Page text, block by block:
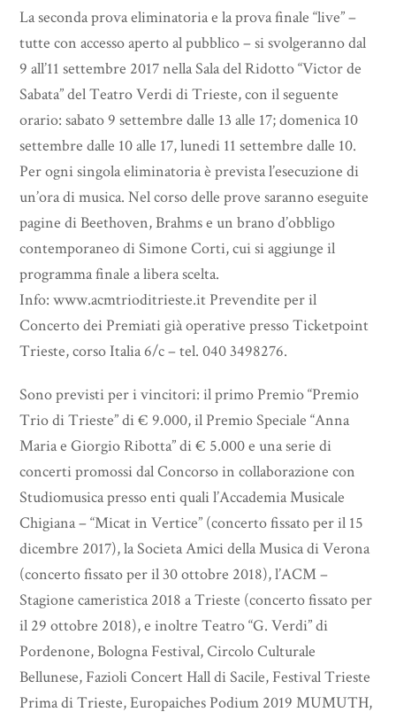
La seconda prova eliminatoria e la prova finale “live” –
tutte con accesso aperto al pubblico – si svolgeranno dal
9 all’11 settembre 2017 nella Sala del Ridotto “Victor de
Sabata” del Teatro Verdi di Trieste, con il seguente
orario: sabato 9 settembre dalle 13 alle 17; domenica 10
settembre dalle 10 alle 17, lunedi 11 settembre dalle 10.
Per ogni singola eliminatoria è prevista l’esecuzione di
un’ora di musica. Nel corso delle prove saranno eseguite
pagine di Beethoven, Brahms e un brano d’obbligo
contemporaneo di Simone Corti, cui si aggiunge il
programma finale a libera scelta.
Info: www.acmtrioditrieste.it Prevendite per il
Concerto dei Premiati già operative presso Ticketpoint
Trieste, corso Italia 6/c – tel. 040 3498276.
Sono previsti per i vincitori: il primo Premio “Premio
Trio di Trieste” di € 9.000, il Premio Speciale “Anna
Maria e Giorgio Ribotta” di € 5.000 e una serie di
concerti promossi dal Concorso in collaborazione con
Studiomusica presso enti quali l’Accademia Musicale
Chigiana – “Micat in Vertice” (concerto fissato per il 15
dicembre 2017), la Societa Amici della Musica di Verona
(concerto fissato per il 30 ottobre 2018), l’ACM –
Stagione cameristica 2018 a Trieste (concerto fissato per
il 29 ottobre 2018), e inoltre Teatro “G. Verdi” di
Pordenone, Bologna Festival, Circolo Culturale
Bellunese, Fazioli Concert Hall di Sacile, Festival Trieste
Prima di Trieste, Europaiches Podium 2019 MUMUTH,